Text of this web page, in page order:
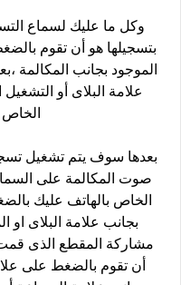
وكل ما عليك لسماع
بتسجيلها هو أن تقوم
الموجود بجانب المكالمة
علامة البلاى أو
الخاص
بعدها سوف يتم تشغيل
صوت المكالمة على
الخاص بالهاتف عليك
بجانب علامة البلاى او
مشاركة المقطع الذى
أن تقوم بالضغط على